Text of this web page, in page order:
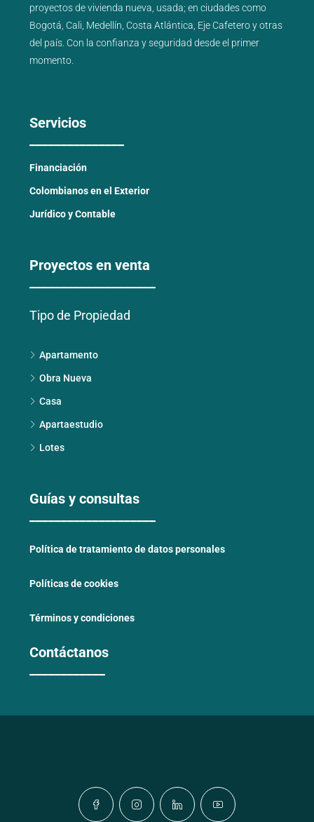
proyectos devivienda nueva usada; en ciudades como
Bogotá Cali Medellín Costa Atlántica Eje Cafeteroyotras
del país . Con la confianza y seguridad desde el primer
momento.
Servicios
Financiación
Colombianos en el Exterior
Jurídico y Contable
Proyectos en venta
Tipo de Propiedad
Apartamento
Obra Nueva
Casa
Apartaestudio
Lotes
Guías y consultas
Política de tratamiento de datos personales
Políticas de cookies
Términos y condiciones
Contáctanos